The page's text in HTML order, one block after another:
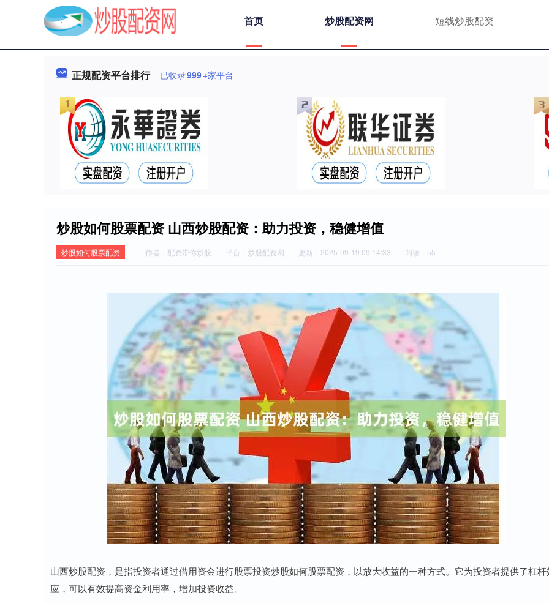
首页 炒股配资网 短线炒股配资
正规配资平台排行 已收录999+家平台
炒股如何股票配资 山西炒股配资：助力投资，稳健增值
炒股如何股票配资 作者：配资带你炒股 平台：炒股配资网 更新：2025-09-19 09:14:33 阅读：55
山西炒股配资，是指投资者通过借用资金进行股票投资炒股如何股票配资，以放大收益的一种方式。它为投资者提供了杠杆
应，可以有效提高资金利用率，增加投资收益。